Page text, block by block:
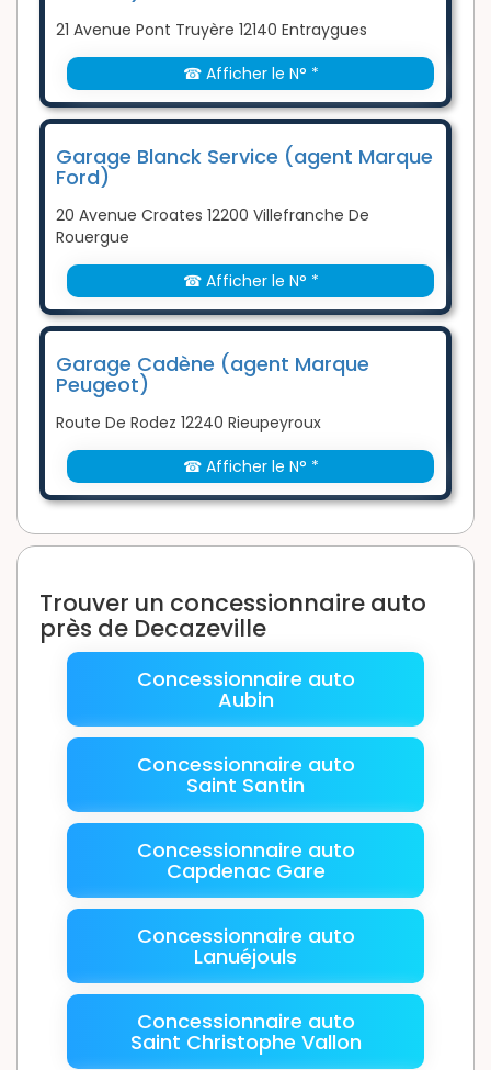
21 Avenue Pont Truyère 12140 Entraygues
☎ Afficher le N° *
Garage Blanck Service (agent Marque
Ford)
20 Avenue Croates 12200 Villefranche De
Rouergue
☎ Afficher le N° *
Garage Cadène (agent Marque
Peugeot)
Route De Rodez 12240 Rieupeyroux
☎ Afficher le N° *
Trouver un concessionnaire auto
près de Decazeville
Concessionnaire auto
Aubin
Concessionnaire auto
Saint Santin
Concessionnaire auto
Capdenac Gare
Concessionnaire auto
Lanuéjouls
Concessionnaire auto
Saint Christophe Vallon